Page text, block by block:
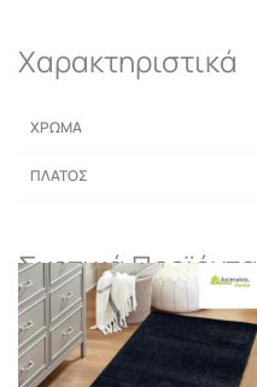
Χαρακτηριστικά
ΧΡΏΜΑ
ΠΛΆΤΟΣ
Σχετικά Προϊόντα